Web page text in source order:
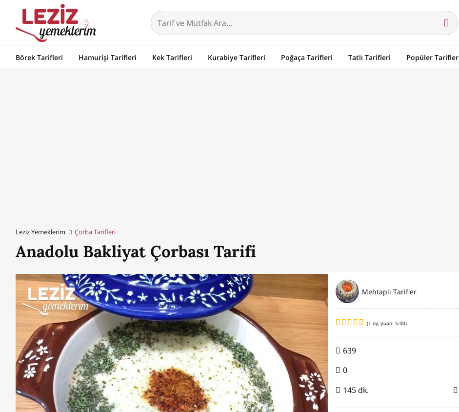
Börek Tarifleri Hamurişi Tarifleri Kek Tarifleri Kurabiye Tarifleri Poğaça Tarifleri Tatlı Tarifleri Popüler Tarifler
Leziz Yemeklerim Çorba Tarifleri
Anadolu Bakliyat Çorbası Tarifi
Mehtaplı Tarifler
(1 oy, puan: 5.00)
639
0
145 dk.